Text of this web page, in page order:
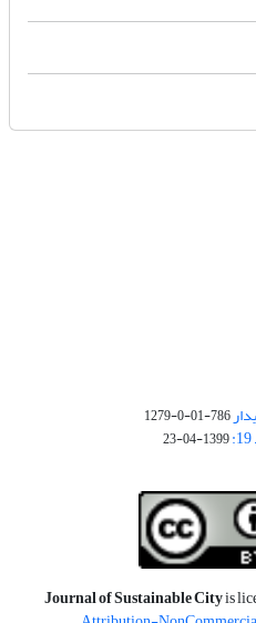
786-01-0-1279
1399-04-23
Journal of Sustainable Cityis